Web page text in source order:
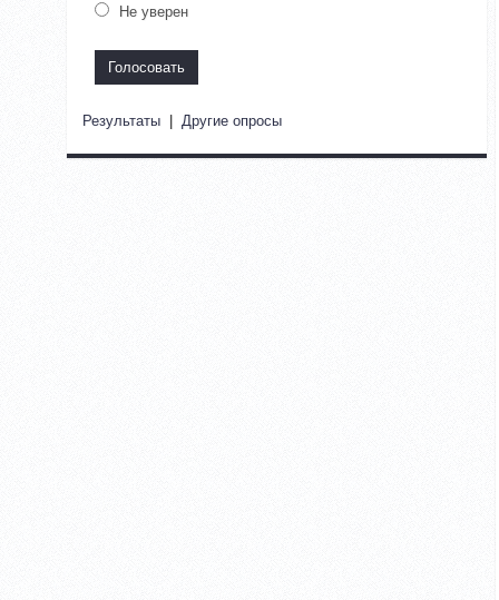
Не уверен
Результаты | Другие опросы